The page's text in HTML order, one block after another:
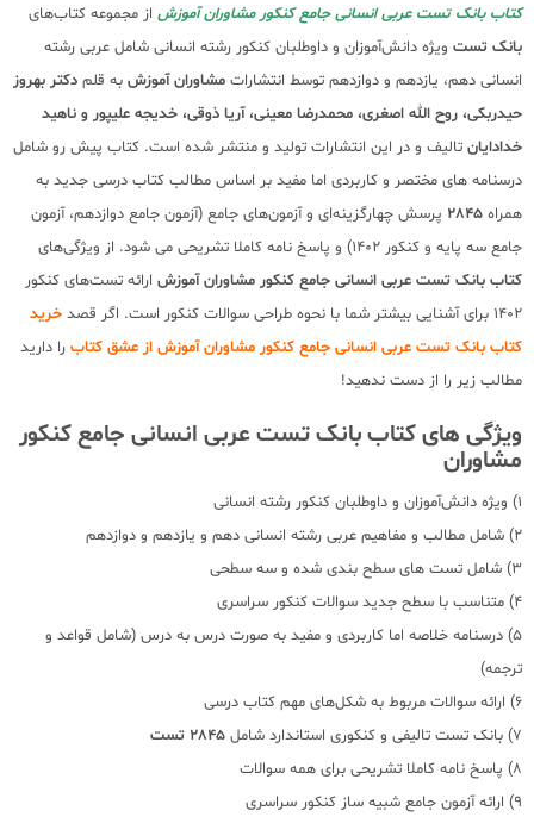
کتاب بانک تست عربی انسانی جامع کنکور مشاوران آموزش از مجموعه کتاب‌های
بانک تست ویژه دانش‌آموزان و داوطلبان کنکور رشته انسانی شامل عربی رشته
انسانی دهم، یازدهم و دوازدهم توسط انتشارات مشاوران آموزش به قلم دکتر بهروز
حیدربکی، روح الله اصغری، محمدرضا معینی، آریا ذوقی، خدیجه علیپور و ناهید
خدادایان تالیف و در این انتشارات تولید و منتشر شده است. کتاب پیش رو شامل
درسنامه های مختصر و کاربردی اما مفید بر اساس مطالب کتاب درسی جدید به
همراه 2845 پرسش چهارگزینه‌ای و آزمون‌های جامع (آزمون جامع دوازدهم، آزمون
جامع سه پایه و کنکور 1402) و پاسخ نامه کاملا تشریحی می شود. از ویژگی‌های
کتاب بانک تست عربی انسانی جامع کنکور مشاوران آموزش ارائه تست‌های کنکور
1402 برای آشنایی بیشتر شما با نحوه طراحی سوالات کنکور است. اگر قصد
خرید
کتاب بانک تست عربی انسانی جامع کنکور مشاوران آموزش از عشق کتاب را دارید
مطالب زیر را از دست ندهید!
ویژگی های کتاب بانک تست عربی انسانی جامع کنکور
مشاوران
1) ویژه دانش‌آموزان و داوطلبان کنکور رشته انسانی
2) شامل مطالب و مفاهیم عربی رشته انسانی دهم و یازدهم و دوازدهم
3) شامل تست های سطح بندی شده و سه سطحی
4) متناسب با سطح جدید سوالات کنکور سراسری
5) درسنامه خلاصه اما کاربردی و مفید به صورت درس به درس (شامل قواعد و
ترجمه)
6) ارائه سوالات مربوط به شکل‌های مهم کتاب درسی
7) بانک تست تالیفی و کنکوری استاندارد شامل
2845 تست
8) پاسخ نامه کاملا تشریحی برای همه سوالات
9) ارائه آزمون جامع شبیه ساز کنکور سراسری